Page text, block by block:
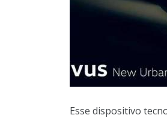
Esse dispositivo